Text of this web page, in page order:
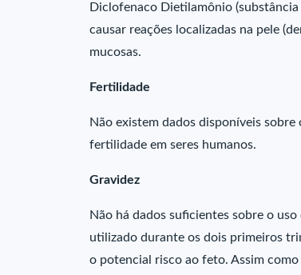
Diclofenaco Dietilamônio
causar reações localizadas na pele
mucosas.
Fertilidade
Não existem dados disponíveis
fertilidade em seres humanos.
Gravidez
Não há dados suficientes sobre o
utilizado durante os dois primeiros
o potencial risco ao feto. Assim